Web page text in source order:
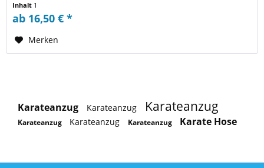
Inhalt 1
ab 16,50 € *
Merken
Karateanzug Karateanzug Karateanzug
Karateanzug Karateanzug Karateanzug Karate Hose